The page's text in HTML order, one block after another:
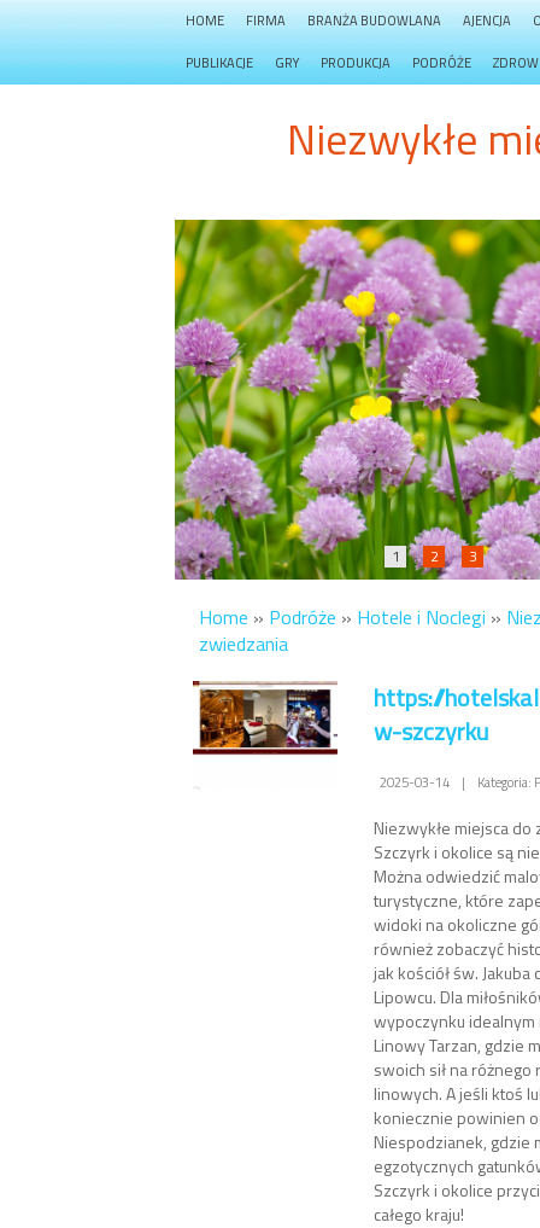
HOME FIRMA BRANŻA BUDOWLANA AJENCJA
PUBLIKACJE GRY PRODUKCJA PODRÓŻE
Niezwykłe
1 2 3
Home » Podróże » Hotele i Noclegi »
zwiedzania
https://
w-szczyrku
2025-03-14 | Kategoria:
Niezwykłe miejsca
Szczyrk i okolice są
Można odwiedzić
turystyczne, które
widoki na okoliczne
również zobaczyć
jak kościół św.
Lipowcu. Dla
wypoczynku
Linowy Tarzan, gdzie
swoich sił na różnego
linowych. A jeśli ktoś
koniecznie powinien
Niespodzianek, gdzie
egzotycznych
Szczyrk i okolice
całego kraju!